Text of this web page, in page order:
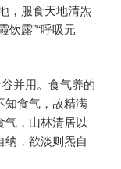
，服食天地清炁
饮露”“呼吸元
并用。食气养的
知食气，故精满
，山林清居以
，欲淡则炁自